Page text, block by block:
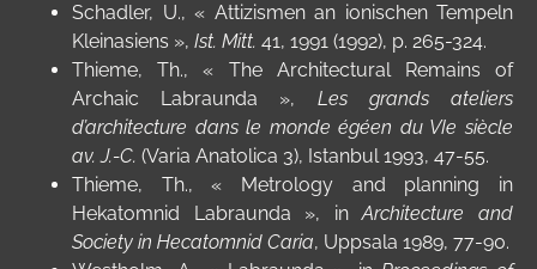
Schadler, U., « Attizismen an ionischen Tempeln
Kleinasiens », Ist. Mitt. 41, 1991 (1992), p. 265-324.
Thieme, Th., « The Architectural Remains of
Archaic Labraunda », Les grands ateliers
d’architecture dans le monde égéen du VIe siècle
av. J.-C. (Varia Anatolica 3), Istanbul 1993, 47-55.
Thieme, Th., « Metrology and planning in
Hekatomnid Labraunda », inArchitecture and
Society in Hecatomnid Caria, Uppsala 1989, 77-90.